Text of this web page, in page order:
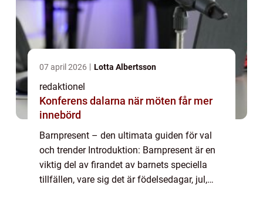
07 april 2026 Lotta Albertsson
redaktionel
Konferens dalarna när möten får mer
innebörd
Barnpresent – den ultimata guiden för val
och trender Introduktion: Barnpresent är en
viktig del av firandet av barnets speciella
tillfällen, vare sig det är födelsedagar, jul,